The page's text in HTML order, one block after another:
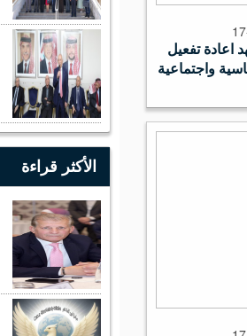
اعادة تفعيل
واجتماعية
الأكثر قراءة